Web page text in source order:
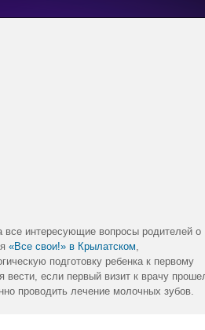
все интересующие вопросы родителей о
«Все свои!» в Крылатском,
подготовку ребенка к первому
если первый визит к врачу
проводить лечение молочных зубов.